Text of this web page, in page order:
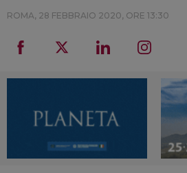
WINENEWS TV
ROMA, 28 FEBBRAIO 2020, ORE 13:30